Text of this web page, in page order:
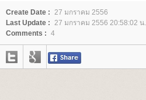
Create Date : 27 มกราคม 2556
Last Update : 27 มกราคม 2556 20:58:02 น.
Comments : 4